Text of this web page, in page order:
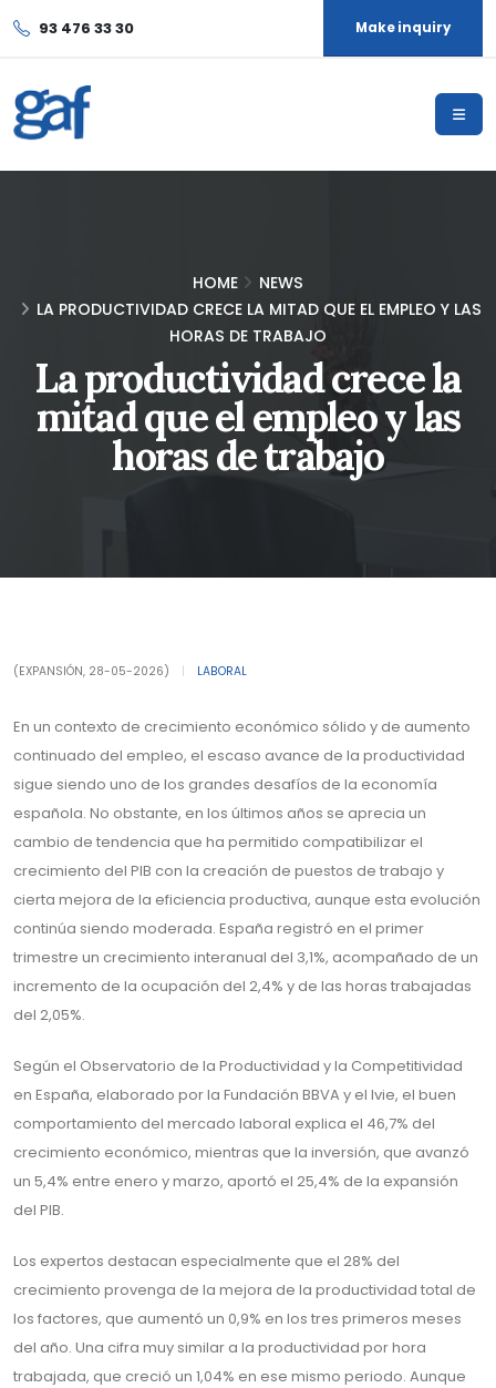
93 476 33 30 Make inquiry
HOME
NEWS
LA PRODUCTIVIDAD CRECE LA MITAD QUE EL EMPLEO Y LAS
HORAS DE TRABAJO
La productividad crece la
mitad que el empleo y las
horas de trabajo
(EXPANSIÓN, 28-05-2026) LABORAL
En un contexto de crecimiento económico sólido y de aumento
continuado del empleo, el escaso avance de la productividad
sigue siendo uno de los grandes desafíos de la economía
española. No obstante, en los últimos años se aprecia un
cambio de tendencia que ha permitido compatibilizar el
crecimiento del PIB con la creación de puestos de trabajo y
cierta mejora de la eficiencia productiva, aunque esta evolución
continúa siendo moderada. España registró en el primer
trimestre un crecimiento interanual del 3,1%, acompañado de un
incremento de la ocupación del 2,4% y de las horas trabajadas
del 2,05%.
Según el Observatorio de la Productividad y la Competitividad
en España, elaborado por la Fundación BBVA y el Ivie, el buen
comportamiento del mercado laboral explica el 46,7% del
crecimiento económico, mientras que la inversión, que avanzó
un 5,4% entre enero y marzo, aportó el 25,4% de la expansión
del PIB.
Los expertos destacan especialmente que el 28% del
crecimiento provenga de la mejora de la productividad total de
los factores, que aumentó un 0,9% en los tres primeros meses
del año. Una cifra muy similar a la productividad por hora
trabajada, que creció un 1,04% en ese mismo periodo. Aunque